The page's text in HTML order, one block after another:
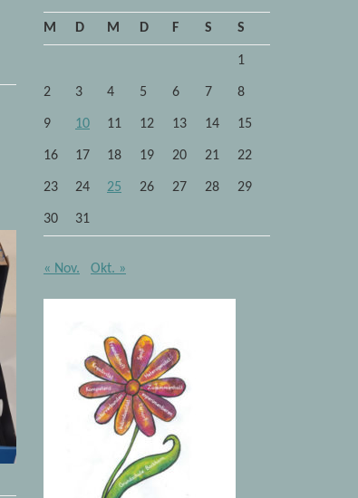
M D M D F S S
1
2 3 4 5 6 7 8
9 10 11 12 13 14 15
16 17 18 19 20 21 22
23 24 25 26 27 28 29
30 31
« Nov. Okt. »